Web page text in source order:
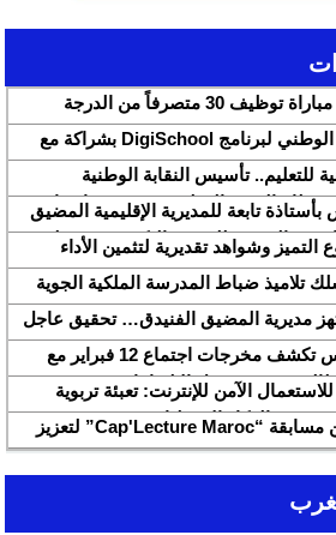
عاجــــــــل | الإعلان عن مباراة توظيف 30 متصرفاً من الدرجة
انطلاق المخيم التدريبي الوطني لبرنامج DigiSchool بشراكة مع
للتعليم.. تأسيس النقابة الوطنية
للمتصرفين والمتصرفات بقطاع التربية الوطنية SNASE وانتخاب
تابعة للمديرية الإقليمية المضيق
الجهوية للتربية والتكوين بجهة طنجة
المديرية الإقليمية
التميز وشواهد تقديرية لتثمين الأداء
تلاميذ ضباط المدرسة الملكية الجوية
مديرية المضيق الفنيدق… تحقيق عاجل
النقابات التعليمية الخمس تكشف مخرجات اجتماع 12 فبراير مع
بتسريع تنزيل الالتزامات
الآمن للإنترنت: تعبئة تربوية
في عصر الذكاء الاصطناعي
إطلاق النسخة الأولى من مسابقة “Cap'Lecture Maroc” لتعزيز